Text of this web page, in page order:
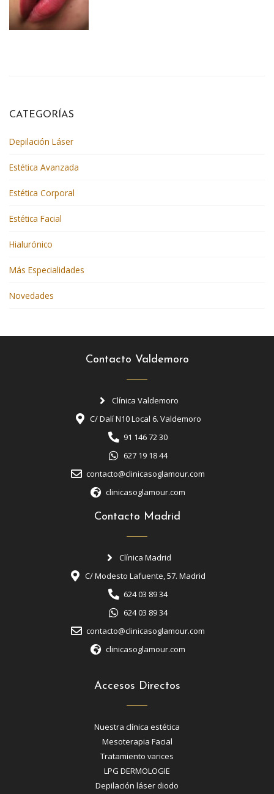
CATEGORÍAS
Depilación Láser
Estética Avanzada
Estética Corporal
Estética Facial
Hialurónico
Más Especialidades
Novedades
Contacto Valdemoro
Clínica Valdemoro
C/ Dalí N10 Local 6. Valdemoro
91 146 72 30
627 19 18 44
contacto@clinicasoglamour.com
clinicasoglamour.com
Contacto Madrid
Clínica Madrid
C/ Modesto Lafuente, 57. Madrid
624 03 89 34
624 03 89 34
contacto@clinicasoglamour.com
clinicasoglamour.com
Accesos Directos
Nuestra clínica estética
Mesoterapia Facial
Tratamiento varices
LPG DERMOLOGIE
Depilación láser diodo